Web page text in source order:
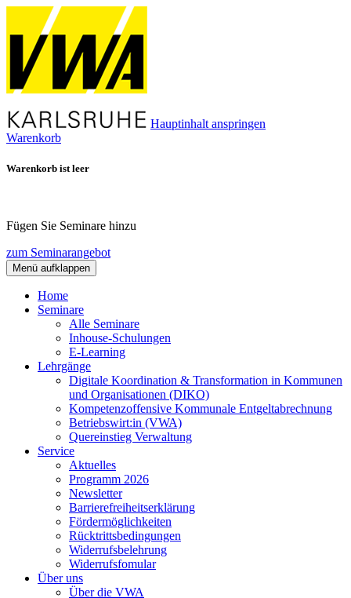
Hauptinhalt anspringen
Warenkorb
Warenkorb ist leer
Fügen Sie Seminare hinzu
zum Seminarangebot
Menü aufklappen
Home
Seminare
Alle Seminare
Inhouse-Schulungen
E-Learning
Lehrgänge
Digitale Koordination & Transformation in Kommunen
und Organisationen (DIKO)
Kompetenzoffensive Kommunale Entgeltabrechnung
Betriebswirt:in (VWA)
Quereinstieg Verwaltung
Service
Aktuelles
Programm 2026
Newsletter
Barrierefreiheitserklärung
Fördermöglichkeiten
Rücktrittsbedingungen
Widerrufsbelehrung
Widerrufsfomular
Über uns
Über die VWA